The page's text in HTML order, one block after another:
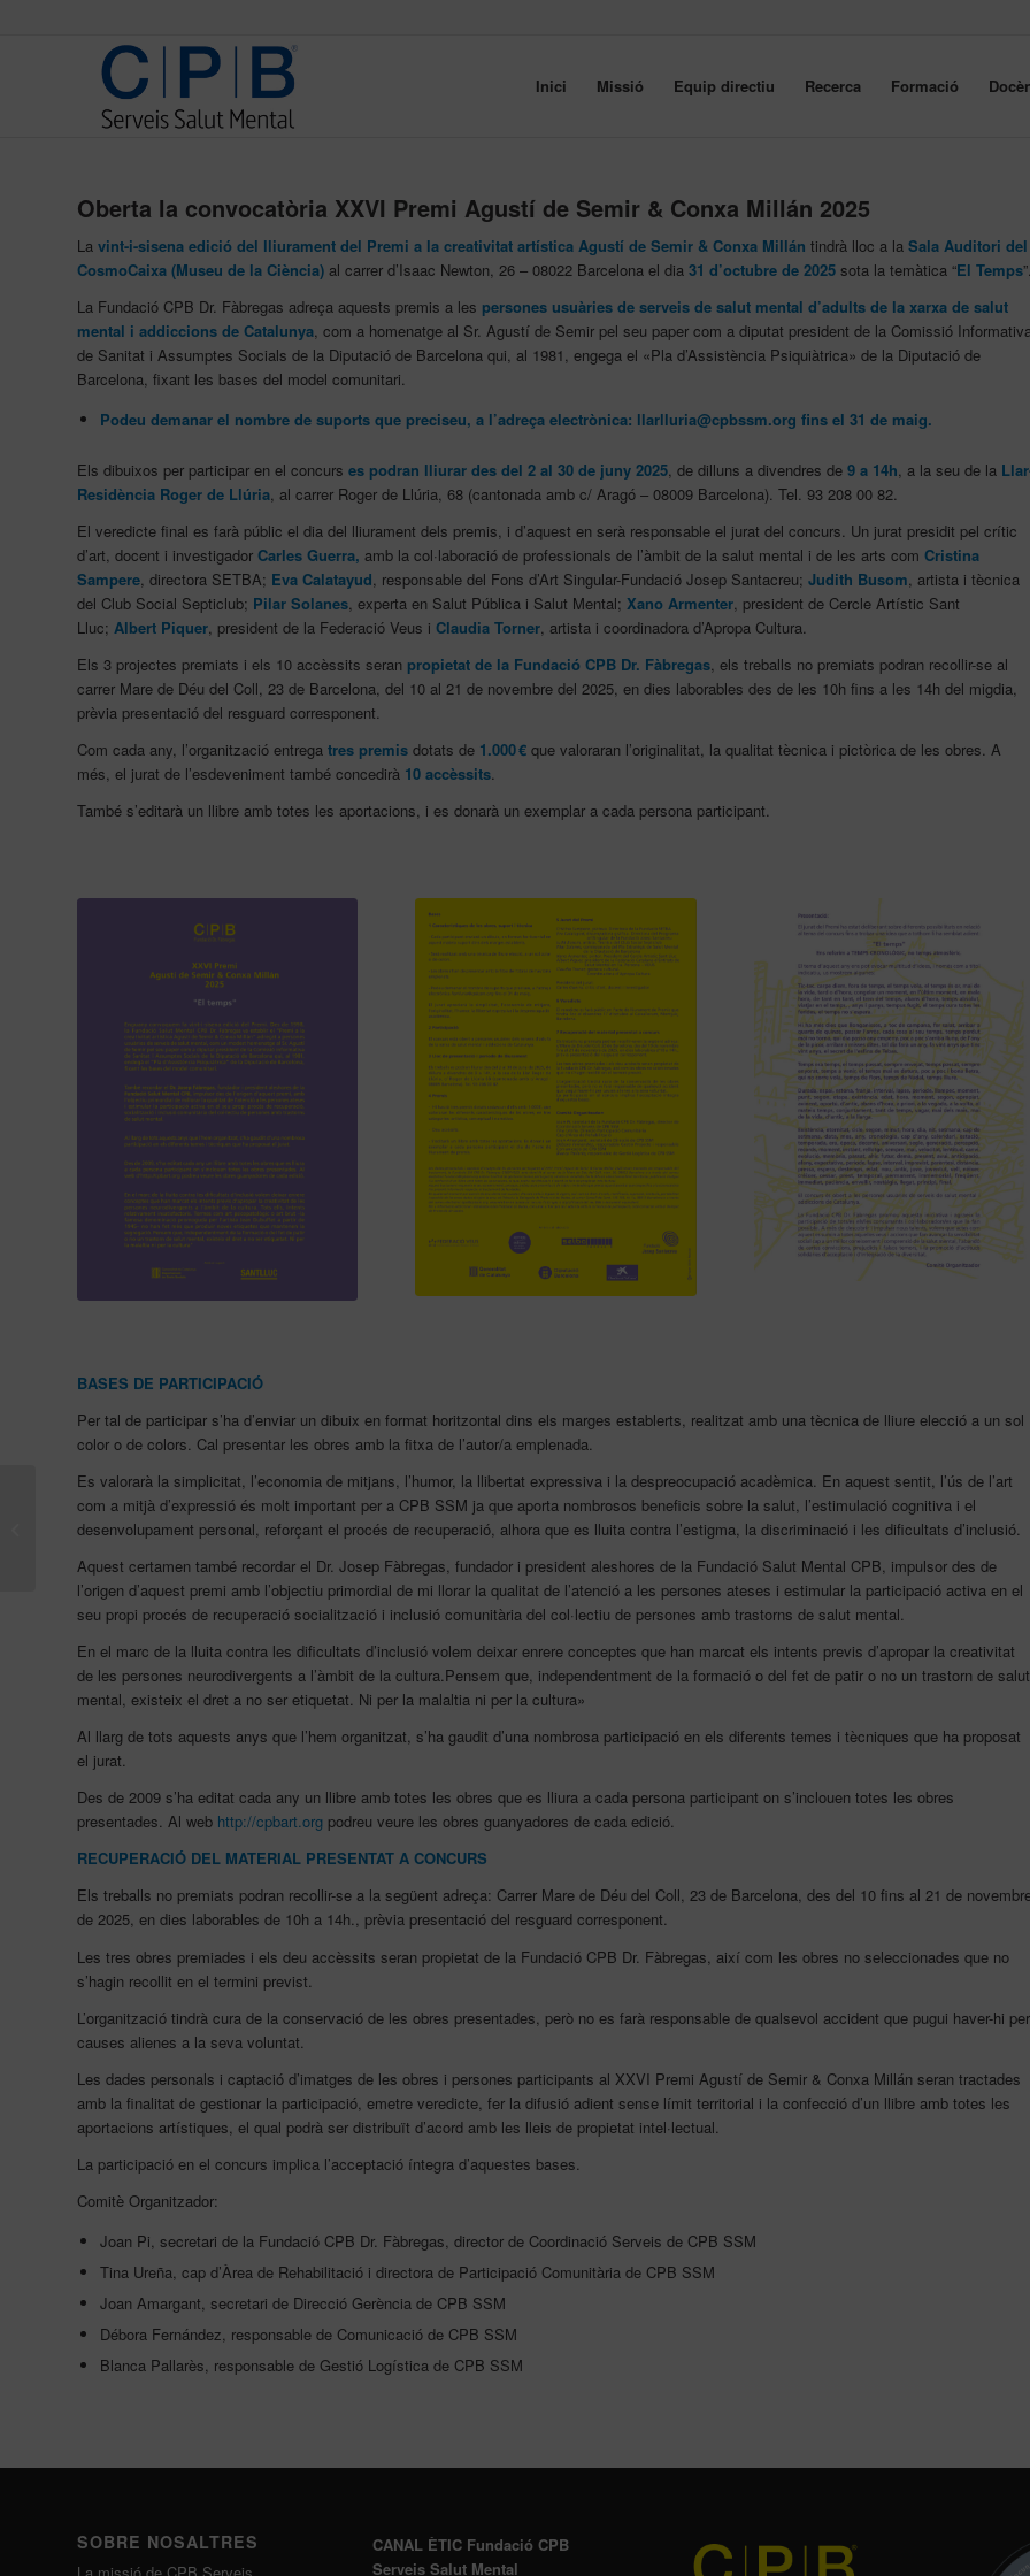
Inici Missió Equip directiu Recerca Formació
Oberta la convocatòria XXVI Premi Agustí de Semir & Conxa Millán 2025
La vint-i-sisena edició del lliurament del Premi a la creativitat artística Agustí de Semir & Conxa Millán tindrà lloc a la Sala Auditori del
CosmoCaixa (Museu de la Ciència) al carrer d’Isaac Newton, 26 – 08022 Barcelona el dia 31 d’octubre de 2025 sota la temàtica “El Temps
La Fundació CPB Dr. Fàbregas adreça aquests premis a les persones usuàries de serveis de salut mental d’adults de la xarxa de salut
mental i addiccions de Catalunya, com a homenatge al Sr. Agustí de Semir pel seu paper com a diputat president de la Comissió
de Sanitat i Assumptes Socials de la Diputació de Barcelona qui, al 1981, engega el «Pla d’Assistència Psiquiàtrica» de la Diputació de
Barcelona, fixant les bases del model comunitari.
Podeu demanar el nombre de suports que preciseu, a l’adreça electrònica: llarlluria@cpbssm.org fins el 31 de maig.
Els dibuixos per participar en el concurs es podran lliurar des del 2 al 30 de juny 2025, de dilluns a divendres de 9 a 14h, a la seu de la
Residència Roger de Llúria, al carrer Roger de Llúria, 68 (cantonada amb c/ Aragó – 08009 Barcelona). Tel. 93 208 00 82.
El veredicte final es farà públic el dia del lliurament dels premis, i d’aquest en serà responsable el jurat del concurs. Un jurat presidit pel crític
d’art, docent i investigador Carles Guerra, amb la col·laboració de professionals de l’àmbit de la salut mental i de les arts com Cristina
Sampere, directora SETBA; Eva Calatayud, responsable del Fons d’Art Singular-Fundació Josep Santacreu; Judith Busom, artista i tècnica
del Club Social Septiclub; Pilar Solanes, experta en Salut Pública i Salut Mental; Xano Armenter, president de Cercle Artístic Sant
Lluc; Albert Piquer, president de la Federació Veus i Claudia Torner, artista i coordinadora d’Apropa Cultura.
Els 3 projectes premiats i els 10 accèssits seran propietat de la Fundació CPB Dr. Fàbregas, els treballs no premiats podran recollir-se al
carrer Mare de Déu del Coll, 23 de Barcelona, del 10 al 21 de novembre del 2025, en dies laborables des de les 10h fins a les 14h del migdia,
prèvia presentació del resguard corresponent.
Com cada any, l’organització entrega tres premis dotats de 1.000€ que valoraran l’originalitat, la qualitat tècnica i pictòrica de les obres. A
més, el jurat de l’esdeveniment també concedirà 10 accèssits.
També s’editarà un llibre amb totes les aportacions, i es donarà un exemplar a cada persona participant.
BASES DE PARTICIPACIÓ
Per tal de participar s’ha d’enviar un dibuix en format horitzontal dins els marges establerts, realitzat amb una tècnica de lliure elecció a un sol
color o de colors. Cal presentar les obres amb la fitxa de l’autor/a emplenada.
Es valorarà la simplicitat, l’economia de mitjans, l’humor, la llibertat expressiva i la despreocupació acadèmica. En aquest sentit, l’ús de l’art
com a mitjà d’expressió és molt important per a CPB SSM ja que aporta nombrosos beneficis sobre la salut, l’estimulació cognitiva i el
desenvolupament personal, reforçant el procés de recuperació, alhora que es lluita contra l’estigma, la discriminació i les dificultats d’inclusió.
Aquest certamen també recordar el Dr. Josep Fàbregas, fundador i president aleshores de la Fundació Salut Mental CPB, impulsor des de
l’origen d’aquest premi amb l’objectiu primordial de mi llorar la qualitat de l’atenció a les persones ateses i estimular la participació activa en el
seu propi procés de recuperació socialització i inclusió comunitària del col·lectiu de persones amb trastorns de salut mental.
En el marc de la lluita contra les dificultats d’inclusió volem deixar enrere conceptes que han marcat els intents previs d’apropar la creativitat
de les persones neurodivergents a l’àmbit de la cultura.Pensem que, independentment de la formació o del fet de patir o no un trastorn de salut
mental, existeix el dret a no ser etiquetat. Ni per la malaltia ni per la cultura»
Al llarg de tots aquests anys que l’hem organitzat, s’ha gaudit d’una nombrosa participació en els diferents temes i tècniques que ha proposat
el jurat.
Des de 2009 s’ha editat cada any un llibre amb totes les obres que es lliura a cada persona participant on s’inclouen totes les obres
presentades. Al web http://cpbart.org podreu veure les obres guanyadores de cada edició.
RECUPERACIÓ DEL MATERIAL PRESENTAT A CONCURS
Els treballs no premiats podran recollir-se a la següent adreça: Carrer Mare de Déu del Coll, 23 de Barcelona, des del 10 fins al 21 de
de 2025, en dies laborables de 10h a 14h., prèvia presentació del resguard corresponent.
Les tres obres premiades i els deu accèssits seran propietat de la Fundació CPB Dr. Fàbregas, així com les obres no seleccionades que no
s’hagin recollit en el termini previst.
L’organització tindrà cura de la conservació de les obres presentades, però no es farà responsable de qualsevol accident que pugui haver-hi per
causes alienes a la seva voluntat.
Les dades personals i captació d’imatges de les obres i persones participants al XXVI Premi Agustí de Semir & Conxa Millán seran tractades
amb la finalitat de gestionar la participació, emetre veredicte, fer la difusió adient sense límit territorial i la confecció d’un llibre amb totes les
aportacions artístiques, el qual podrà ser distribuït d’acord amb les lleis de propietat intel·lectual.
La participació en el concurs implica l’acceptació íntegra d’aquestes bases.
Comitè Organitzador:
Joan Pi, secretari de la Fundació CPB Dr. Fàbregas, director de Coordinació Serveis de CPB SSM
Tina Ureña, cap d’Àrea de Rehabilitació i directora de Participació Comunitària de CPB SSM
Joan Amargant, secretari de Direcció Gerència de CPB SSM
Débora Fernández, responsable de Comunicació de CPB SSM
Blanca Pallarès, responsable de Gestió Logística de CPB SSM
SOBRE NOSALTRES
CANAL ÈTIC Fundació CPB
Serveis Salut Mental
Infermeres de la
Fundació CPB Serveis
Salut Mental al XLII
Congreso Nacional...